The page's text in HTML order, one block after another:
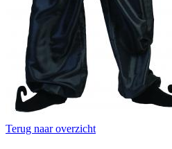
Terug naar overzicht